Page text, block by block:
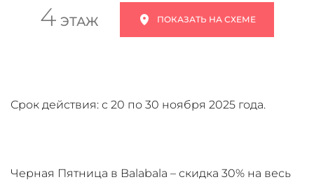
4 ЭТАЖ ПОКАЗАТЬ НА СХЕМЕ
Срок действия: с 20 по 30 ноября 2025 года.
Черная Пятница в Balabala – скидка 30% на весь